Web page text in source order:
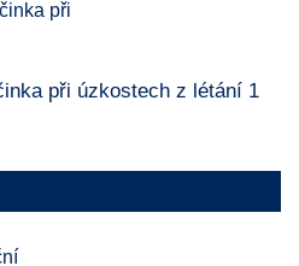
při úzkostech z létání 1